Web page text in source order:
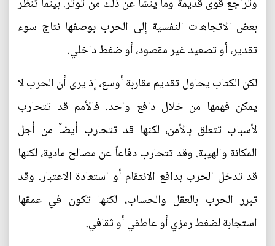
بعض الاتجاهات النفسية إلى الحرب بوصفها نتاج سوء
تقدير، أو تصعيد غير مقصود، أو ضغط داخلي.
لكن الكتاب يحاول تقديم مقاربة أوسع، إذ يرى أن الحرب لا
يمكن فهمها من خلال دافع واحد. فالأمم قد تتحارب
لأسباب تتعلق بالأمن، لكنها قد تتحارب أيضاً من أجل
المكانة والهيبة. وقد تتحارب دفاعاً عن مصالح مادية، لكنها
قد تدخل الحرب بدافع الانتقام أو استعادة الاعتبار. وقد
تبرر الحرب بالعقل والحساب، لكنها تكون في عمقها
استجابة لضغط رمزي أو عاطفي أو ثقافي.